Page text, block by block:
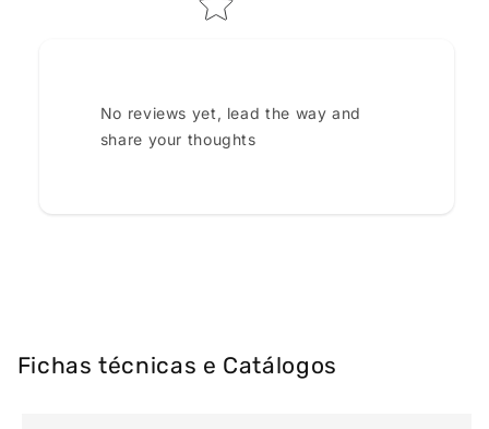
No reviews yet, lead the way and
share your thoughts
Fichas técnicas e Catálogos